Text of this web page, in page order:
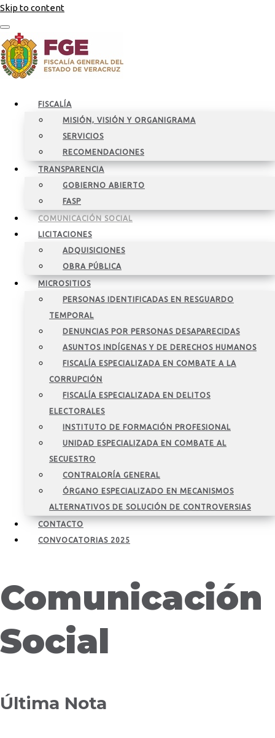
Skip to content
FISCALÍA
MISIÓN, VISIÓN Y ORGANIGRAMA
SERVICIOS
RECOMENDACIONES
TRANSPARENCIA
GOBIERNO ABIERTO
FASP
COMUNICACIÓN SOCIAL
LICITACIONES
ADQUISICIONES
OBRA PÚBLICA
MICROSITIOS
PERSONAS IDENTIFICADAS EN RESGUARDO
TEMPORAL
DENUNCIAS POR PERSONAS DESAPARECIDAS
ASUNTOS INDÍGENAS Y DE DERECHOS HUMANOS
FISCALÍA ESPECIALIZADA EN COMBATE A LA
CORRUPCIÓN
FISCALÍA ESPECIALIZADA EN DELITOS
ELECTORALES
INSTITUTO DE FORMACIÓN PROFESIONAL
UNIDAD ESPECIALIZADA EN COMBATE AL
SECUESTRO
CONTRALORÍA GENERAL
ÓRGANO ESPECIALIZADO EN MECANISMOS
ALTERNATIVOS DE SOLUCIÓN DE CONTROVERSIAS
CONTACTO
CONVOCATORIAS 2025
Comunicación
Social
Última Nota